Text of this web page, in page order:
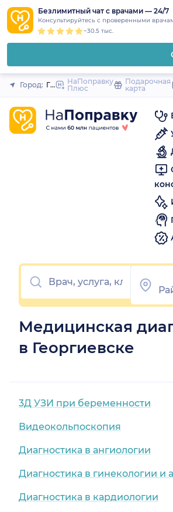
Безлимитный чат с врачами — 24/7
Консультируйтесь с проверенными
~30.5 тыс.
Закрыть
Город: ГеоргиевскНаПоправку
Плюс
Подарочная
карта
Медицинская
в Георгиевске
3Д УЗИ при беременности
Видеокольпоскопия
Диагностика в ангиологии
Диагностика в гинекологии и
Диагностика в кардиологии